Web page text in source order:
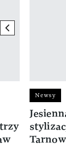
previous element
Newsy